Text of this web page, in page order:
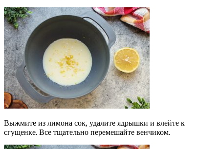
Выжмите из лимона сок, удалите ядрышки и влейте к
сгущенке. Все тщательно перемешайте венчиком.